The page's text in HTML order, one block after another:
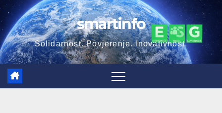
Skip
to
content
smartinfo
Solidarnost. Povjerenje. Inovativnost.